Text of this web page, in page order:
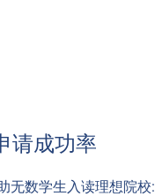
请成功率
无数学生入读理想院校: